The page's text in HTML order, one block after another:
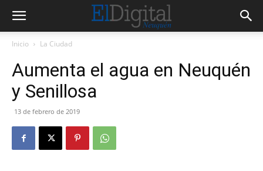
Inicio La Ciudad
Aumenta el agua en Neuquén
y Senillosa
13 de febrero de 2019